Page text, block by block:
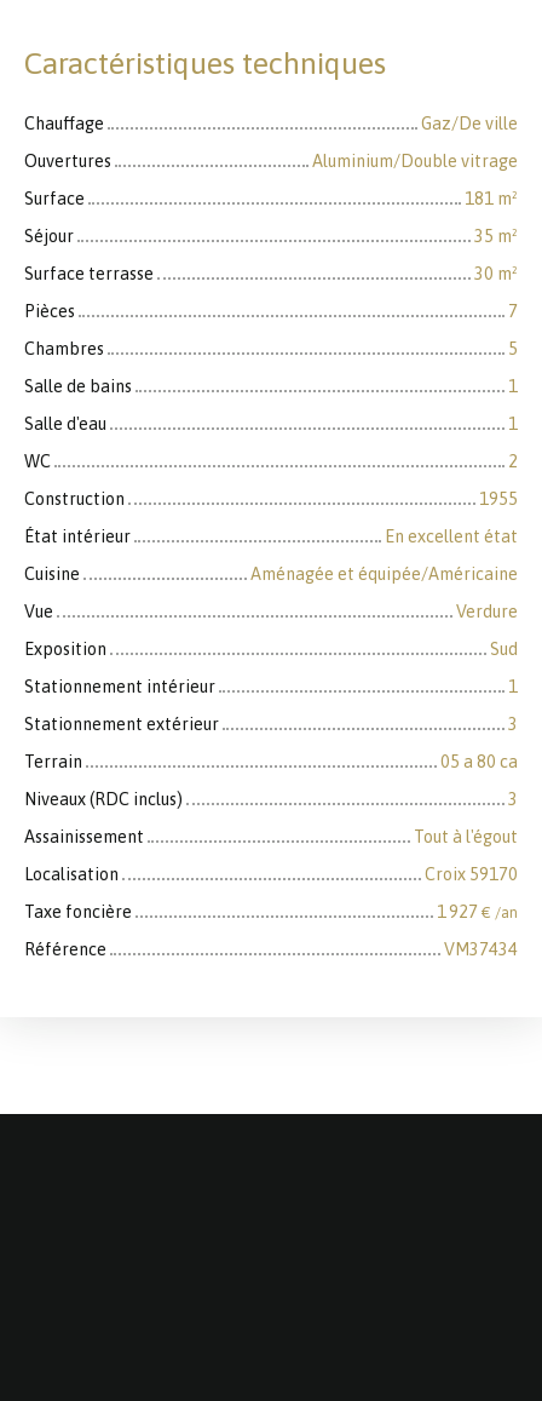
Caractéristiques techniques
Chauffage
Gaz/De ville
Ouvertures
Aluminium/Double vitrage
Surface
181 m²
Séjour
35 m²
Surface terrasse
30 m²
Pièces
7
Chambres
5
Salle de bains
1
Salle d'eau
1
WC
2
Construction
1955
État intérieur
En excellent état
Cuisine
Aménagée et équipée/Américaine
Vue
Verdure
Exposition
Sud
Stationnement intérieur
1
Stationnement extérieur
3
Terrain
05 a 80 ca
Niveaux (RDC inclus)
3
Assainissement
Tout à l'égout
Localisation
Croix 59170
Taxe foncière
1 927 € /an
Référence VM37434